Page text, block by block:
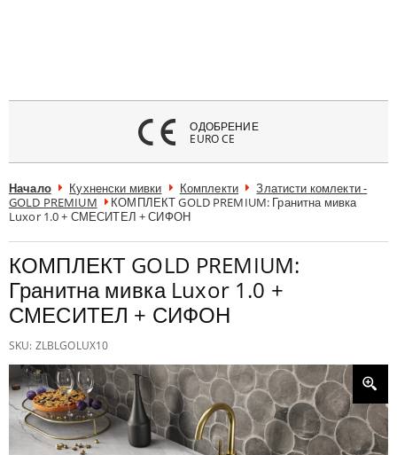
ОДОБРЕНИЕ
EURO CE
Начало Кухненски мивки Комплекти
Златисти комлекти -
GOLD PREMIUM
КОМПЛЕКТ GOLD PREMIUM: Гранитна мивка
Luxor 1.0 + СМЕСИТЕЛ + СИФОН
КОМПЛЕКТ GOLD PREMIUM:
Гранитна мивка Luxor 1.0 +
СМЕСИТЕЛ + СИФОН
SKU: ZLBLGOLUX10